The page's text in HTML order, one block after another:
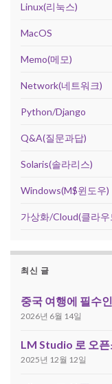
Linux(리눅스)
MacOS
Memo(메모)
Network(네트워크)
Python/Django
Q&A(질문과답)
Solaris(솔라리스)
Windows(M$윈도우)
가상화/Cloud(클라우
최신 글
중국 여행에 필수
2026년 6월 14일
LM Studio 로 오
2025년 12월 12일